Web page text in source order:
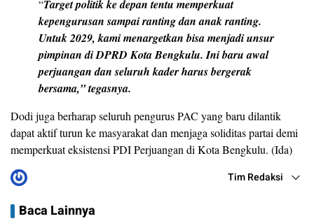
“Target politik ke depan tentu memperkuat
kepengurusan sampai ranting dan anak ranting.
Untuk 2029, kami menargetkan bisa menjadi unsur
pimpinan di DPRD Kota Bengkulu. Ini baru awal
perjuangan dan seluruh kader harus bergerak
bersama,” tegasnya.
Dodi juga berharap seluruh pengurus PAC yang baru dilantik
dapat aktif turun ke masyarakat dan menjaga soliditas partai demi
memperkuat eksistensi PDI Perjuangan di Kota Bengkulu. (Ida)
Tim Redaksi
Baca Lainnya